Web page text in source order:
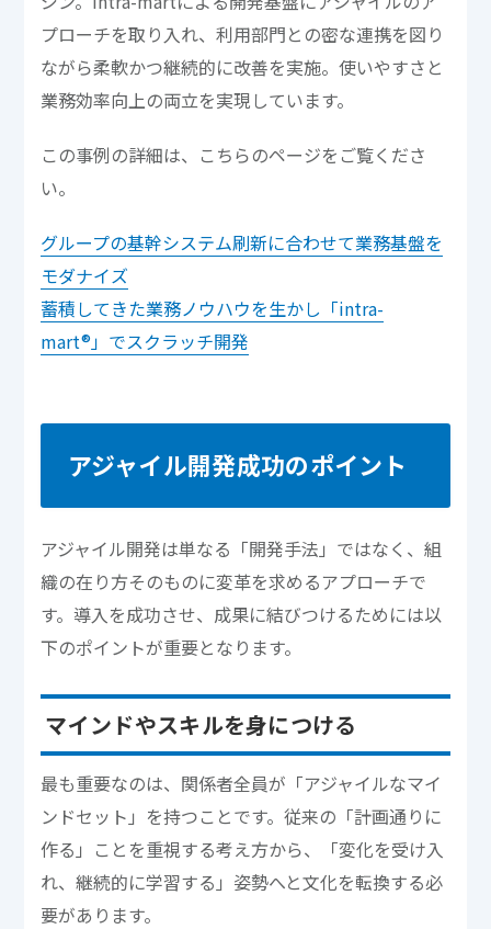
プローチを取り入れ、利用部門との密な連携を図り
ながら柔軟かつ継続的に改善を実施。使いやすさと
業務効率向上の両立を実現しています。
この事例の詳細は、こちらのページをご覧くださ
い。
グループの基幹システム刷新に合わせて業務基盤を
モダナイズ
蓄積してきた業務ノウハウを生かし「intra-
mart®」でスクラッチ開発
アジャイル開発成功のポイント
アジャイル開発は単なる「開発手法」ではなく、組
織の在り方そのものに変革を求めるアプローチで
す。導入を成功させ、成果に結びつけるためには以
下のポイントが重要となります。
マインドやスキルを身につける
最も重要なのは、関係者全員が「アジャイルなマイ
ンドセット」を持つことです。従来の「計画通りに
作る」ことを重視する考え方から、「変化を受け入
れ、継続的に学習する」姿勢へと文化を転換する必
要があります。